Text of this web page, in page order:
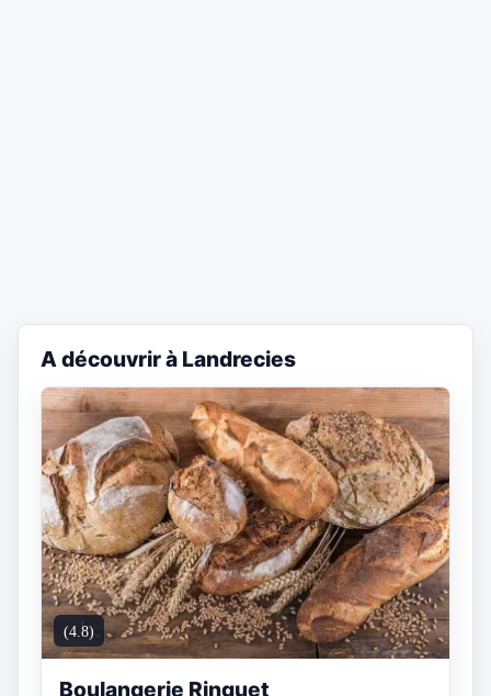
A découvrir à Landrecies
(4.8)
Boulangerie Ringuet